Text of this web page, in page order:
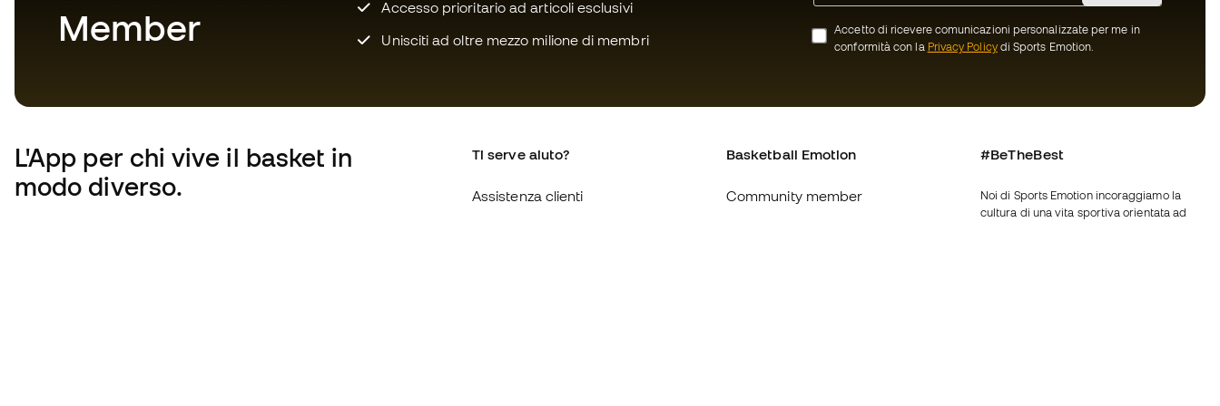
Member
Accesso prioritario ad articoli esclusivi
Unisciti ad oltre mezzo milione di membri
Accetto di ricevere comunicazioni personalizzate per me in
conformità con la Privacy Policydi Sports Emotion.
L'App per chi vive il basket in
modo diverso.
Ti serve aiuto?
Assistenza clienti
Basketball Emotion
Community member
#BeTheBest
Noi di Sports Emotion incoraggiamo la
cultura di una vita sportiva orientata ad